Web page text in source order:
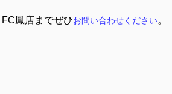
FC鳳店までぜひお問い合わせください。